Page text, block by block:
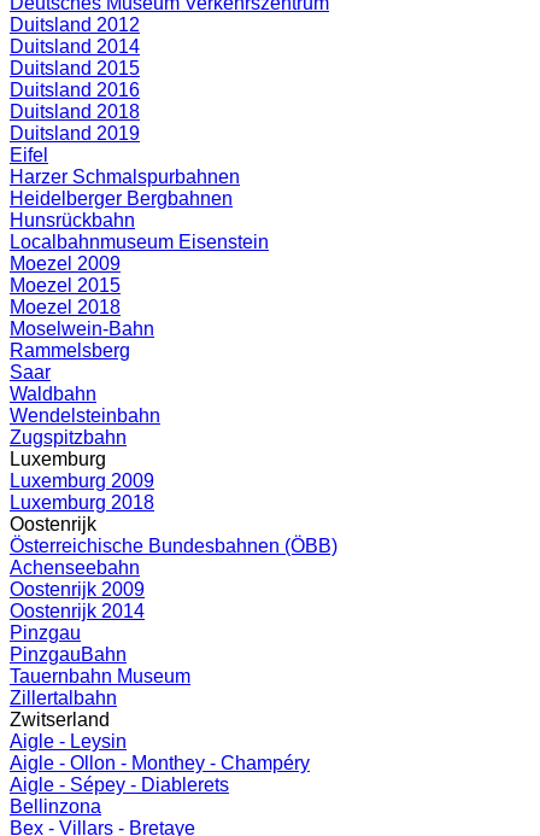
Duitsland 2012
Duitsland 2014
Duitsland 2015
Duitsland 2016
Duitsland 2018
Duitsland 2019
Eifel
Harzer Schmalspurbahnen
Heidelberger Bergbahnen
Hunsrückbahn
Localbahnmuseum Eisenstein
Moezel 2009
Moezel 2015
Moezel 2018
Moselwein-Bahn
Rammelsberg
Saar
Waldbahn
Wendelsteinbahn
Zugspitzbahn
Luxemburg
Luxemburg 2009
Luxemburg 2018
Oostenrijk
Österreichische Bundesbahnen (ÖBB)
Achenseebahn
Oostenrijk 2009
Oostenrijk 2014
Pinzgau
PinzgauBahn
Tauernbahn Museum
Zillertalbahn
Zwitserland
Aigle - Leysin
Aigle - Ollon - Monthey - Champéry
Aigle - Sépey - Diablerets
Bellinzona
Bex - Villars - Bretaye